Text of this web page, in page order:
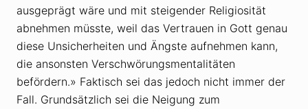
ausgeprägt wäre und mit steigender Religiosität
abnehmen müsste, weil das Vertrauen in Gott genau
diese Unsicherheiten und Ängste aufnehmen kann,
die ansonsten Verschwörungsmentalitäten
befördern.» Faktisch sei das jedoch nicht immer der
Fall. Grundsätzlich sei die Neigung zum